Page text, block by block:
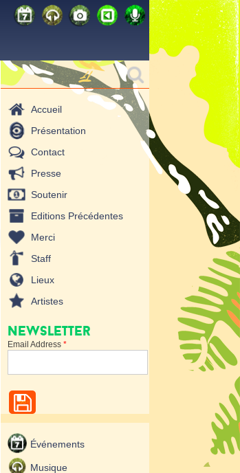
Formulaire de
recherche
Rechercher
Accueil
Présentation
Contact
Presse
Soutenir
Editions Précédentes
Merci
Staff
Lieux
Artistes
Newsletter
Email Address *
Événements
Musique